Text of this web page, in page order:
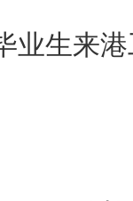
业生来